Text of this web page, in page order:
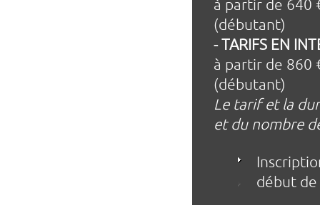
à partir de 640
(débutant)
- TARIFS EN
à partir de 860
(débutant)
Le tarif et la
et du nombre
début de